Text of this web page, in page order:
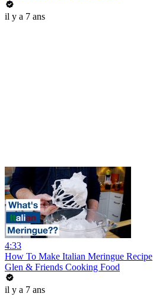
il y a 7 ans
4:33
How To Make Italian Meringue Recipe
Glen & Friends Cooking Food
il y a 7 ans